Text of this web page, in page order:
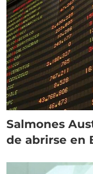
Salmones
de abrirse en